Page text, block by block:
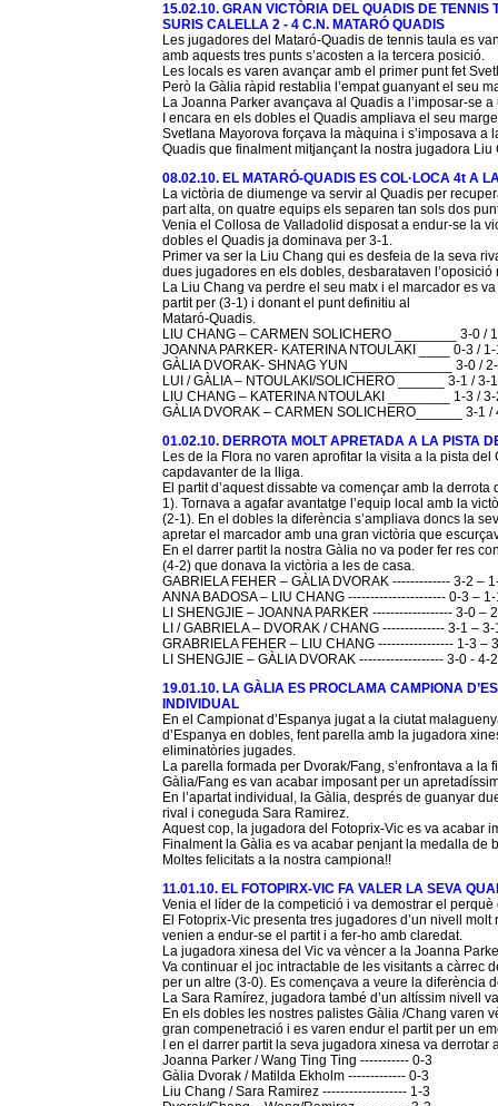
15.02.10. GRAN VICTÒRIA DEL QUADIS DE TENNIS
SURIS CALELLA 2 - 4 C.N. MATARÓ QUADIS
Les jugadores del Mataró-Quadis de tennis taula es
amb aquests tres punts s’acosten a la tercera posició.
Les locals es varen avançar amb el primer punt fet
Però la Gàlia ràpid restablia l’empat guanyant el seu
La Joanna Parker avançava al Quadis a l’imposar-se
I encara en els dobles el Quadis ampliava el seu
Svetlana Mayorova forçava la màquina i s’imposava
Quadis que finalment mitjançant la nostra jugadora
08.02.10. EL MATARÓ-QUADIS ES COL·LOCA 4t A
La victòria de diumenge va servir al Quadis per
part alta, on quatre equips els separen tan sols dos
Venia el Collosa de Valladolid disposat a endur-se la
dobles el Quadis ja dominava per 3-1.
Primer va ser la Liu Chang qui es desfeia de la seva
dues jugadores en els dobles, desbarataven l’oposició
La Liu Chang va perdre el seu matx i el marcador es
partit per (3-1) i donant el punt definitiu al
Mataró-Quadis.
LIU CHANG – CARMEN SOLICHERO ________ 3-0 /
JOANNA PARKER- KATERINA NTOULAKI ____ 0-3 /
GÀLIA DVORAK- SHNAG YUN _____________ 3-0 /
LUI / GÀLIA – NTOULAKI/SOLICHERO ______ 3-1 / 3-1
LIU CHANG – KATERINA NTOULAKI ________ 1-3 /
GÀLIA DVORAK – CARMEN SOLICHERO______ 3-1 /
01.02.10. DERROTA MOLT APRETADA A LA PISTA
Les de la Flora no varen aprofitar la visita a la pista
capdavanter de la lliga.
El partit d’aquest dissabte va començar amb la
1). Tornava a agafar avantatge l’equip local amb la
(2-1). En el dobles la diferència s’ampliava doncs la
apretar el marcador amb una gran victòria que
En el darrer partit la nostra Gàlia no va poder fer res
(4-2) que donava la victòria a les de casa.
GABRIELA FEHER – GÀLIA DVORAK ------------- 3-2 –
ANNA BADOSA – LIU CHANG ---------------------- 0-3 –
LI SHENGJIE – JOANNA PARKER ------------------ 3-0 –
LI / GABRIELA – DVORAK / CHANG -------------- 3-1 – 3-
GRABRIELA FEHER – LIU CHANG ----------------- 1-3 –
LI SHENGJIE – GÀLIA DVORAK ------------------- 3-0 - 4-2
19.01.10. LA GÀLIA ES PROCLAMA CAMPIONA
INDIVIDUAL
En el Campionat d’Espanya jugat a la ciutat
d’Espanya en dobles, fent parella amb la jugadora
eliminatòries jugades.
La parella formada per Dvorak/Fang, s’enfrontava a
Gàlia/Fang es van acabar imposant per un
En l’apartat individual, la Gàlia, després de guanyar
rival i coneguda Sara Ramirez.
Aquest cop, la jugadora del Fotoprix-Vic es va acabar
Finalment la Gàlia es va acabar penjant la medalla de
Moltes felicitats a la nostra campiona!!
11.01.10. EL FOTOPIRX-VIC FA VALER LA SEVA
Venia el líder de la competició i va demostrar el
El Fotoprix-Vic presenta tres jugadores d’un nivell
venien a endur-se el partit i a fer-ho amb claredat.
La jugadora xinesa del Vic va vèncer a la Joanna
Va continuar el joc intractable de les visitants a càrrec
per un altre (3-0). Es començava a veure la diferència
La Sara Ramírez, jugadora també d’un altíssim nivell
En els dobles les nostres palistes Gàlia /Chang varen
gran compenetració i es varen endur el partit per un
I en el darrer partit la seva jugadora xinesa va derrotar
Joanna Parker / Wang Ting Ting ----------- 0-3
Gàlia Dvorak / Matilda Ekholm ------------- 0-3
Liu Chang / Sara Ramirez ------------------- 1-3